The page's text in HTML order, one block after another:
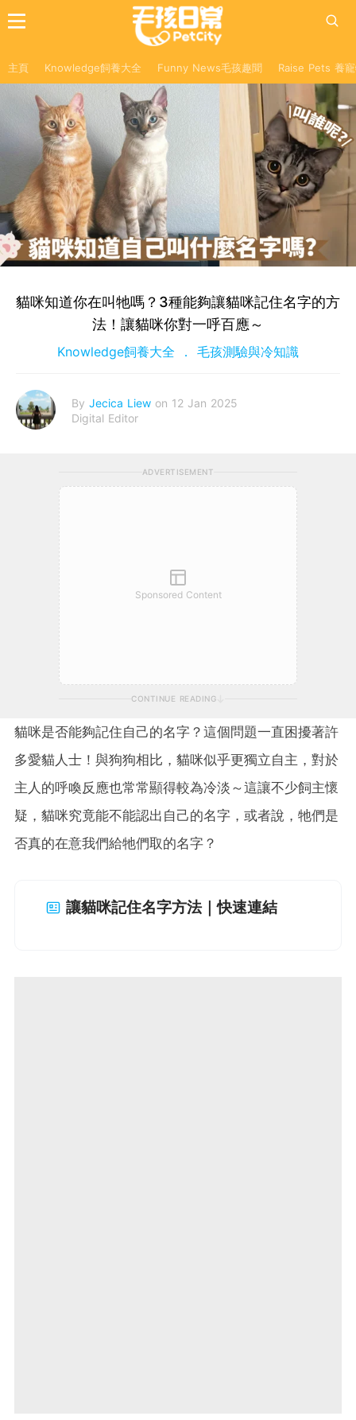
主頁 Knowledge飼養大全 Funny News毛孩趣聞 Raise Pets 養
貓咪知道你在叫牠嗎？3種能夠讓貓咪記住名字的方
法！讓貓咪你對一呼百應～
Knowledge飼養大全 毛孩測驗與冷知識
By Jecica Liew on 12 Jan 2025
Digital Editor
ADVERTISEMENT
Sponsored Content
CONTINUE READING
貓咪是否能夠記住自己的名字？這個問題一直困擾著許
多愛貓人士！與狗狗相比，貓咪似乎更獨立自主，對於
主人的呼喚反應也常常顯得較為冷淡～這讓不少飼主懷
疑，貓咪究竟能不能認出自己的名字，或者說，牠們是
否真的在意我們給牠們取的名字？
讓貓咪記住名字方法｜快速連結